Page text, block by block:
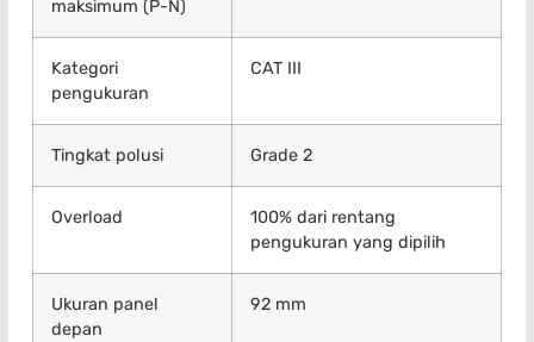
maksimum (P-N)
Kategori
pengukuran
CAT III
Tingkat polusi Grade 2
Overload
100% dari rentang
pengukuran yang dipilih
Ukuran panel
depan
92 mm